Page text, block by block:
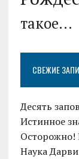
такое...
СВЕЖИЕ
Десять
Истинное
Осторожно!
Наука